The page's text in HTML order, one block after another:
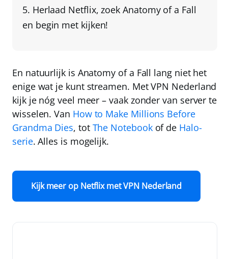
Herlaad Netflix, zoek Anatomy of a Fall
en begin met kijken!
En natuurlijk is Anatomy of a Fall lang niet het
enige wat je kunt streamen. MetVPN Nederland
kijk je nóg veel meer – vaak zonder van server te
wisselen. Van How to Make Millions Before
Grandma Dies, tot The Notebookof de Halo-
serie. Alles is mogelijk.
Kijk meer op Netflix met VPN Nederland